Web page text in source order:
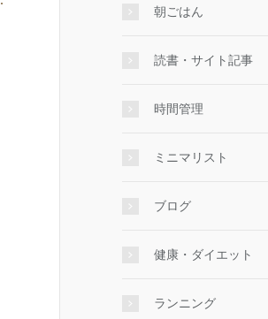
朝ごはん
読書・サイト記事
時間管理
ミニマリスト
ブログ
健康・ダイエット
ランニング